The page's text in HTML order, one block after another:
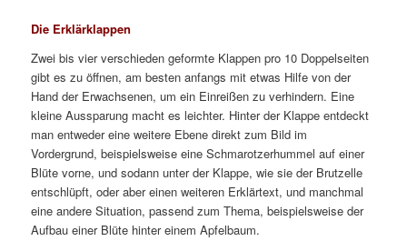
Die Erklärklappen
Zwei bis vier verschieden geformte Klappen pro 10 Doppelseiten
gibt es zu öffnen, am besten anfangs mit etwas Hilfe von der
Hand der Erwachsenen, um ein Einreißen zu verhindern. Eine
kleine Aussparung macht es leichter. Hinter der Klappe entdeckt
man entweder eine weitere Ebene direkt zum Bild im
Vordergrund, beispielsweise eine Schmarotzerhummel auf einer
Blüte vorne, und sodann unter der Klappe, wie sie der Brutzelle
entschlüpft, oder aber einen weiteren Erklärtext, und manchmal
eine andere Situation, passend zum Thema, beispielsweise der
Aufbau einer Blüte hinter einem Apfelbaum.